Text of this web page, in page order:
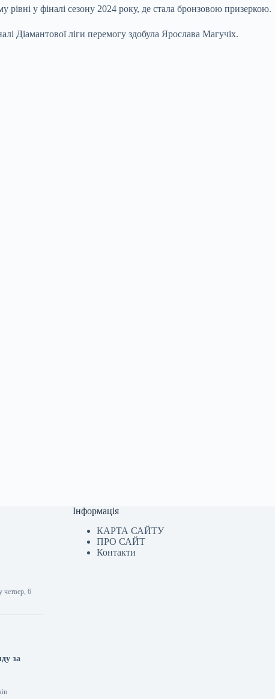
у фіналі сезону 2024 року, де стала бронзовою призеркою.
Діамантової ліги перемогу здобула Ярослава Магучіх.
четвер, 6
за
Інформація
КАРТА САЙТУ
ПРО САЙТ
Контакти